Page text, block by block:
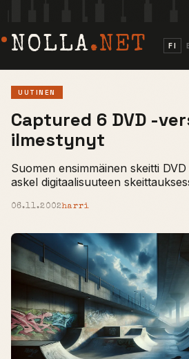
NOLLA.NET FI
UUTINEN
Captured 6 DVD -
ilmestynyt
Suomen ensimmäinen skeitti
askel digitaalisuuteen
06.11.2002harri